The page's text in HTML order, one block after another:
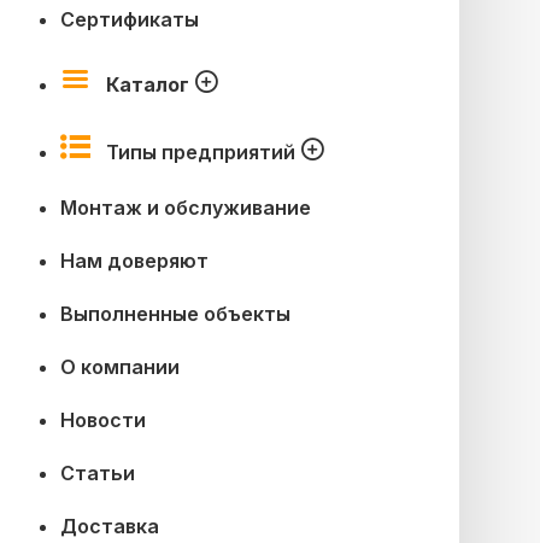
Сертификаты
Каталог
Типы предприятий
Монтаж и обслуживание
Нам доверяют
Выполненные объекты
О компании
Новости
Статьи
Доставка